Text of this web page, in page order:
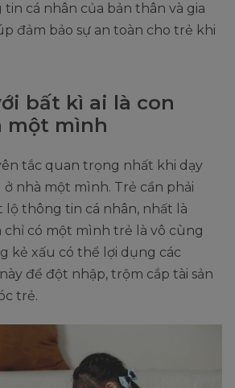
cá nhân của bản thân và gia
đảm bảo sự an toàn cho trẻ khi
bất kì ai là con
một mình
tắc quan trọng nhất khi dạy
ở nhà một mình. Trẻ cần phải
lộ thông tin cá nhân, nhất là
có một mình trẻ là vô cùng
kẻ xấu có thể lợi dụng các
để đột nhập, trộm cắp tài sản
trẻ.